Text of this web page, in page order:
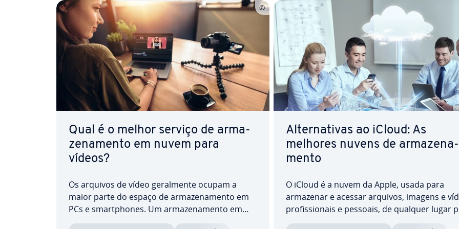
Qual é o melhor serviço de ar­ma­
ze­na­mento em nuvem para
vídeos?
Os arquivos de vídeo ge­ral­mente ocupam a
maior parte do espaço de ar­ma­ze­na­mento em
PCs e smartpho­nes. Um ar­ma­ze­na­mento em
Al­ter­na­ti­vas ao iCloud: As
melhores nuvens de ar­ma­ze­na­
mento
O iCloud é a nuvem da Apple, usada para
armazenar e acessar arquivos, imagens e
pro­fis­si­o­nais e pessoais, de qualquer lugar
qualquer dis­po­si­tivo. Explore detalhes da